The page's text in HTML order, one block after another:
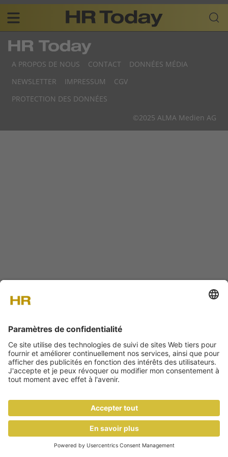
Skip
content
Plattform
für
Human
Resources
Main
navigation
FR
A PROPOS DE NOUS CONTACT
DONNÉES MÉDIA
NEWSLETTER
IMPRESSUM
CGV
PROTECTION DES DONNÉES
©2025 ALMA Medien AG